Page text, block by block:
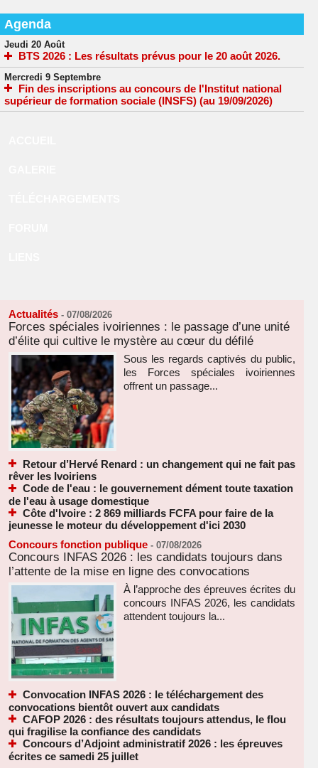
Agenda
Jeudi 20 Août
BTS 2026 : Les résultats prévus pour le 20 août 2026.
Mercredi 9 Septembre
Fin des inscriptions au concours de l'Institut national
supérieur de formation sociale (INSFS) (au 19/09/2026)
Actualités - 07/08/2026
Forces spéciales ivoiriennes : le passage d’une unité
d’élite qui cultive le mystère au cœur du défilé
Sous les regards captivés du public,
les Forces spéciales ivoiriennes
offrent un passage...
Retour d’Hervé Renard : un changement qui ne fait pas
rêver les Ivoiriens
Code de l'eau : le gouvernement dément toute taxation
de l'eau à usage domestique
Côte d'Ivoire : 2 869 milliards FCFA pour faire de la
jeunesse le moteur du développement d'ici 2030
Concours fonction publique - 07/08/2026
Concours INFAS 2026 : les candidats toujours dans
l’attente de la mise en ligne des convocations
À l’approche des épreuves écrites du
concours INFAS 2026, les candidats
attendent toujours la...
Convocation INFAS 2026 : le téléchargement des
convocations bientôt ouvert aux candidats
CAFOP 2026 : des résultats toujours attendus, le flou
qui fragilise la confiance des candidats
Concours d’Adjoint administratif 2026 : les épreuves
écrites ce samedi 25 juillet